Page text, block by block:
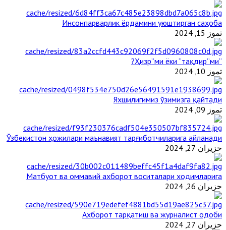
Инсонпарварлик ёрдамини уюштирган саҳоба
تموز 15, 2024
“Ҳизр”ми ёки “тақдир”ми?
تموز 10, 2024
Яхшилигимиз ўзимизга қайтади
تموز 09, 2024
Ўзбекистон ҳожилари маънавият тарғиботчиларига айланади
حزيران 27, 2024
Матбуот ва оммавий ахборот воситалари ходимларига
حزيران 26, 2024
Ахборот тарқатиш ва журналист одоби
حزيران 27, 2024